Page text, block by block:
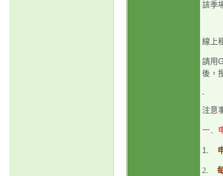
該季
線上
請用
後，
注意
一、
1.
2.